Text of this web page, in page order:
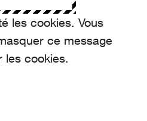
les cookies. Vous
ce message
les cookies.